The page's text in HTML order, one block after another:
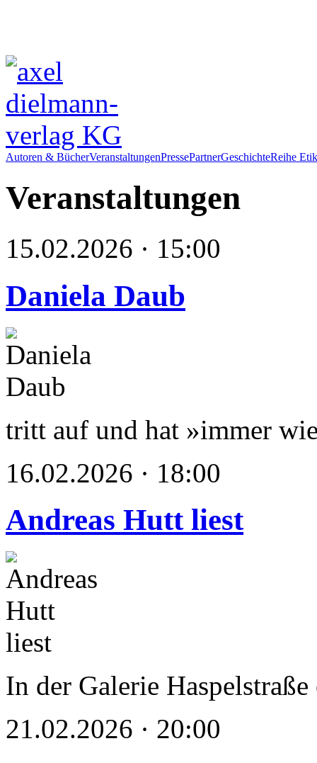
Autoren & BücherVeranstaltungenPressePartnerGeschichteReihe
Veranstaltungen
15.02.2026 · 15:00
Daniela Daub
tritt auf und hat »immer
16.02.2026 · 18:00
Andreas Hutt liest
In der Galerie
21.02.2026 · 20:00